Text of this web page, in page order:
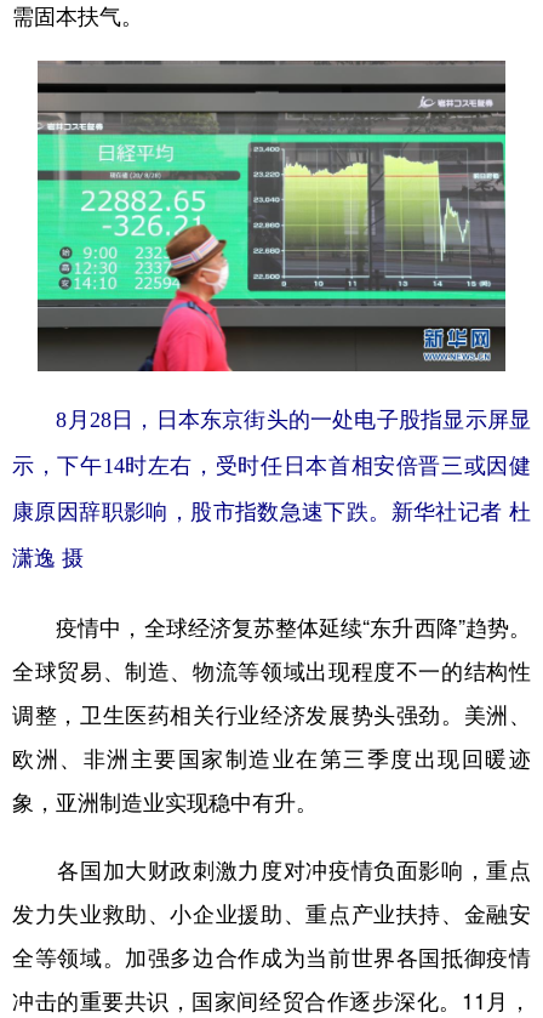
需固本扶气。
8月28日，日本东京街头的一处电子股指显示屏显
示，下午14时左右，受时任日本首相安倍晋三或因健
康原因辞职影响，股市指数急速下跌。新华社记者 杜
潇逸 摄
疫情中，全球经济复苏整体延续“东升西降”趋势。
全球贸易、制造、物流等领域出现程度不一的结构性
调整，卫生医药相关行业经济发展势头强劲。美洲、
欧洲、非洲主要国家制造业在第三季度出现回暖迹
象，亚洲制造业实现稳中有升。
各国加大财政刺激力度对冲疫情负面影响，重点
发力失业救助、小企业援助、重点产业扶持、金融安
全等领域。加强多边合作成为当前世界各国抵御疫情
冲击的重要共识，国家间经贸合作逐步深化。11月，